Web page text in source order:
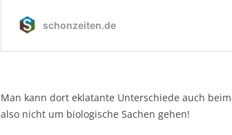
Man kann dort eklatante Unterschiede auch
also nicht um biologische Sachen gehen!